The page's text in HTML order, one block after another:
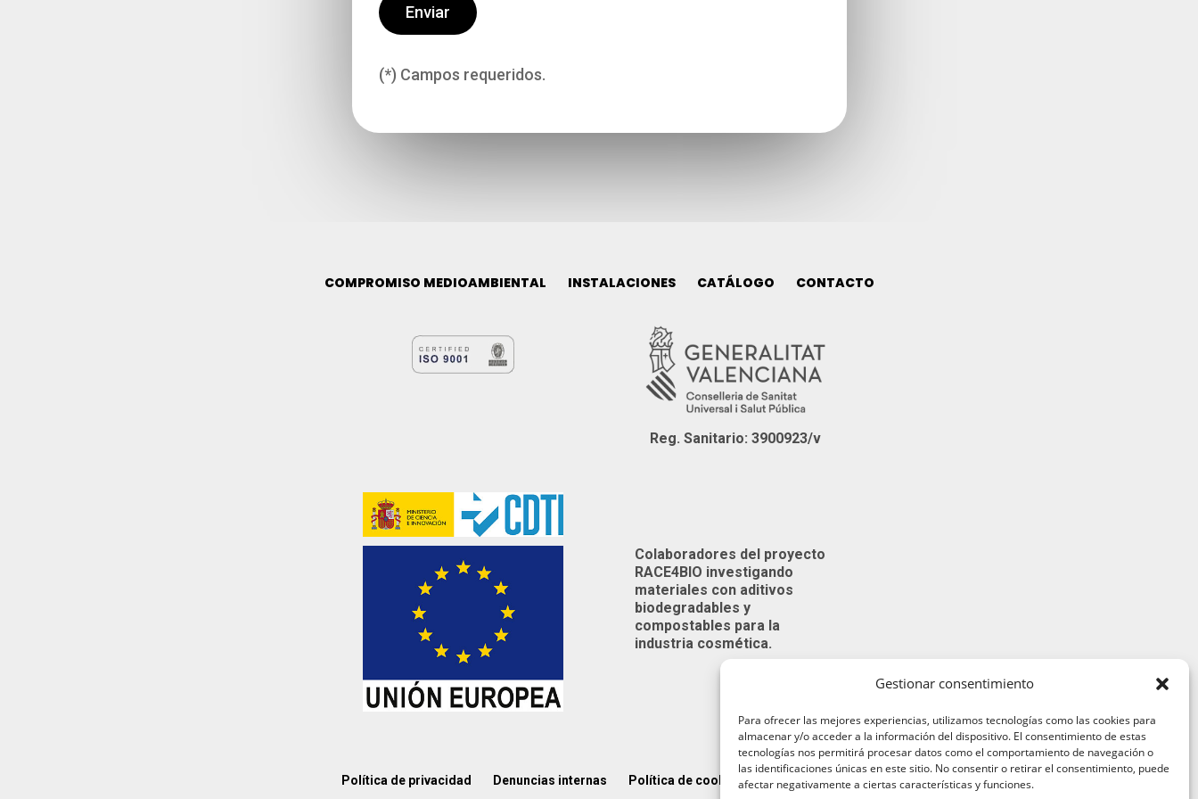
Gestionar consentimiento
Para ofrecer las mejores experiencias, utilizamos tecnologías como las cookies para
almacenar y/o acceder a la información del dispositivo. El consentimiento de estas
tecnologías nos permitirá procesar datos como el comportamiento de navegación o
las identificaciones únicas en este sitio. No consentir o retirar el consentimiento, puede
afectar negativamente a ciertas características y funciones.
(*) Campos requeridos.
COMPROMISO MEDIOAMBIENTAL INSTALACIONES CATÁLOGO CONTACTO
Reg. Sanitario: 3900923/v
Colaboradores del proyecto
RACE4BIO investigando
materiales con aditivos
biodegradables y
compostables para la
industria cosmética.
Política de privacidad Denuncias internas Política de cookies (UE) Aviso legal